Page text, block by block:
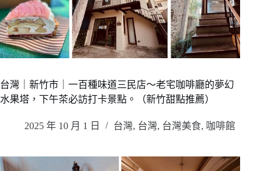
台灣｜新竹市｜一百種味道三民店～老宅咖啡廳的夢幻
水果塔，下午茶必訪打卡景點。（新竹甜點推薦）
2025 年 10 月 1 日 台灣, 台灣, 台灣美食, 咖啡館